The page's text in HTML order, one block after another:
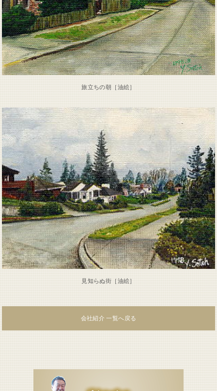
旅立ちの朝［油絵］
見知らぬ街［油絵］
会社紹介 一覧へ戻る